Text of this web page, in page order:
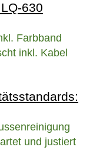
630
Farbband
inkl. Kabel
und justiert